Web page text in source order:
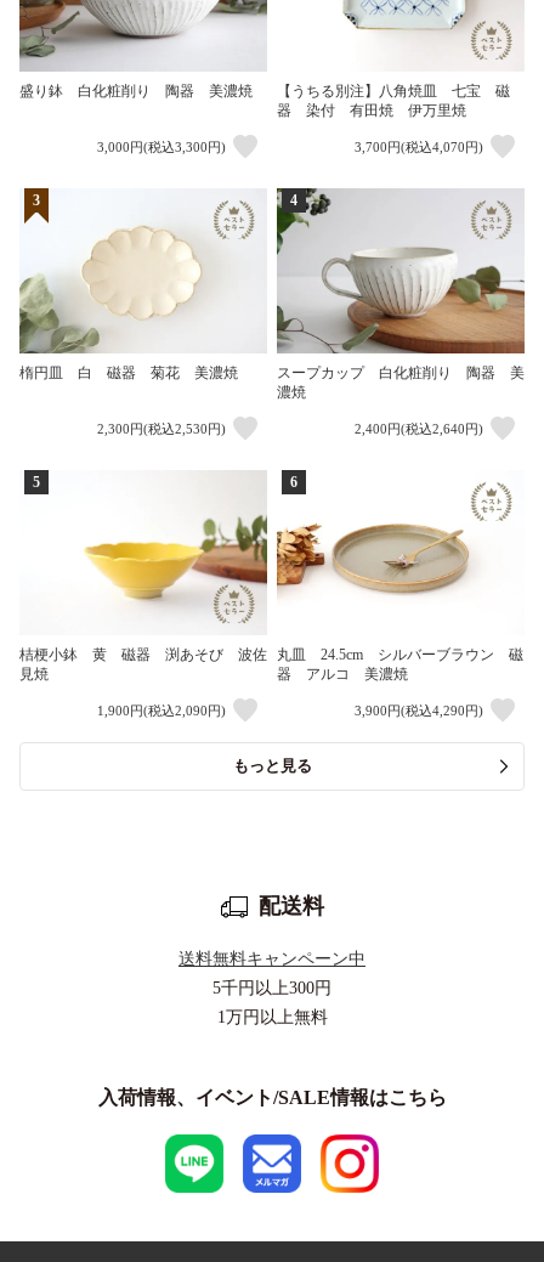
盛り鉢 白化粧削り 陶器 美濃焼
3,000円(税込3,300円)
【うちる別注】八角焼皿 七宝 磁
器 染付 有田焼 伊万里焼
3,700円(税込4,070円)
3
楕円皿 白 磁器 菊花 美濃焼
2,300円(税込2,530円)
4
スープカップ 白化粧削り 陶器 美
濃焼
2,400円(税込2,640円)
5
桔梗小鉢 黄 磁器 渕あそび 波佐
見焼
1,900円(税込2,090円)
6
丸皿 24.5cm シルバーブラウン 磁
器 アルコ 美濃焼
3,900円(税込4,290円)
もっと見る
配送料
送料無料キャンペーン中
5千円以上300円
1万円以上無料
入荷情報、イベント/SALE情報はこちら